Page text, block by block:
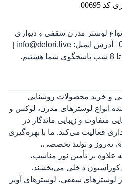
00695
| آدرس ایمیل: info@delori.live
|
و خرید محصولات روشنایی
انواع لوسترهای مدرن، لوکس و
متفاوت و زیبایی ماندگار در
فعالیت می‌کند. ما با بهره‌گیری
به‌روز و تولید تخصصی،
علاوه بر تأمین نور مناسب،
داخلی می‌بخشند.
لوسترهای سقفی، لوسترهای آویز